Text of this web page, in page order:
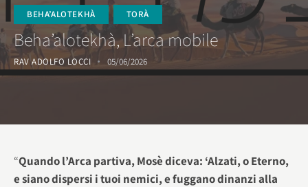
BEHA’ALOTEKHÀ TORÀ
Beha’alotekhà, L’arca mobile
RAV ADOLFO LOCCI 05/06/2026
“Quando l’Arca partiva, Mosè diceva: ‘Alzati, o Eterno,
e siano dispersi i tuoi nemici, e fuggano dinanzi alla